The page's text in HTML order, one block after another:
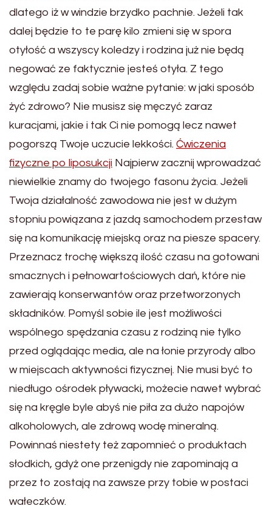
dlatego iż w windzie brzydko pachnie. Jeżeli tak
dalej będzie to te parę kilo zmieni się w spora
otyłość a wszyscy koledzy i rodzina już nie będą
negować ze faktycznie jesteś otyła. Z tego
względu zadaj sobie ważne pytanie: w jaki sposób
żyć zdrowo? Nie musisz się męczyć zaraz
kuracjami, jakie i tak Ci nie pomogą lecz nawet
pogorszą Twoje uczucie lekkości. Ćwiczenia
fizyczne po liposukcji Najpierw zacznij wprowadzać
niewielkie znamy do twojego fasonu życia. Jeżeli
Twoja działalność zawodowa nie jest w dużym
stopniu powiązana z jazdą samochodem przestaw
się na komunikację miejską oraz na piesze spacery.
Przeznacz trochę większą ilość czasu na gotowani
smacznych i pełnowartościowych dań, które nie
zawierają konserwantów oraz przetworzonych
składników. Pomyśl sobie ile jest możliwości
wspólnego spędzania czasu z rodziną nie tylko
przed oglądając media, ale na łonie przyrody albo
w miejscach aktywności fizycznej. Nie musi być to
niedługo ośrodek pływacki, możecie nawet wybrać
się na kręgle byle abyś nie piła za dużo napojów
alkoholowych, ale zdrową wodę mineralną.
Powinnaś niestety też zapomnieć o produktach
słodkich, gdyż one przenigdy nie zapominają a
przez to zostają na zawsze przy tobie w postaci
wałeczków.